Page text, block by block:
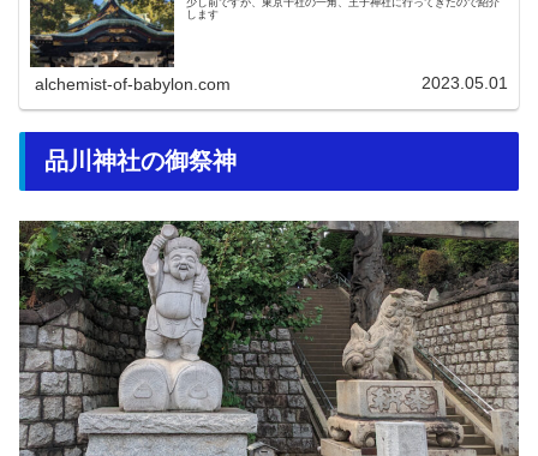
少し前ですが、東京十社の一角、王子神社に行ってきたので紹介
します
alchemist-of-babylon.com 2023.05.01
品川神社の御祭神